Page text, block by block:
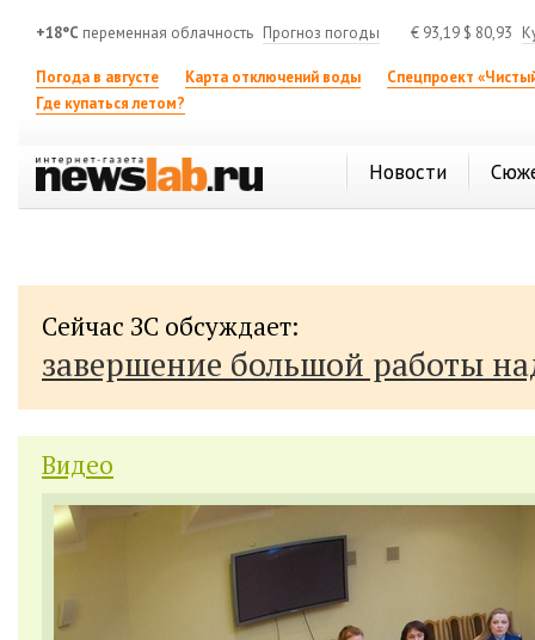
+18°C переменная облачность Прогноз погоды € 93,19 $ 80,93
Погода в августе Карта отключений воды
Спецпроект
Где купаться летом?
Новости
Сейчас ЗС обсуждает:
завершение большой работы
Видео